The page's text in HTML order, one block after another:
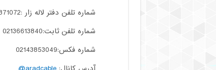
شماره تلفن دفتر لاله زار :02136871072
شماره تلفن ثابت:02136613840
شماره فکس:02143853049